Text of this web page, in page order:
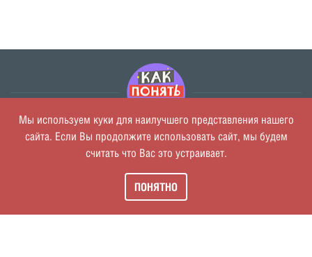
О проекте
Политика обработки персональных данных
Пользовательское соглашение
Мы используем куки для наилучшего представления нашего
сайта. Если Вы продолжите использовать сайт, мы будем
считать что Вас это устраивает.
ПОНЯТНО